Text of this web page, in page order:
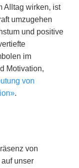
Alltag wirken, ist
umzugehen
und positive
im
Motivation,
von
.
von
unser